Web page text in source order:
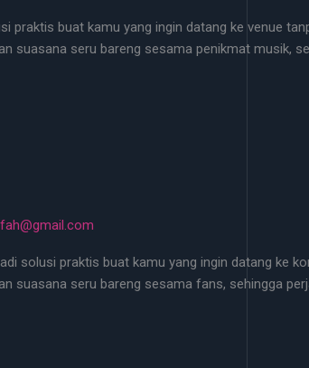
praktis buat kamu yang ingin datang ke venue
suasana seru bareng sesama penikmat musik,
solusi praktis buat kamu yang ingin datang ke
suasana seru bareng sesama fans, sehingga